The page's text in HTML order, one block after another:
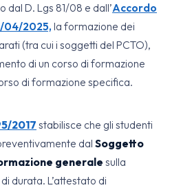
dal D. Lgs 81/08 e dall’Accordo
04/2025, la formazione dei
(tra cui i soggetti del PCTO),
di un corso di formazione
di formazione specifica.
2017stabilisce che gli studenti
dal Soggetto
generalesulla
durata. L’attestato di